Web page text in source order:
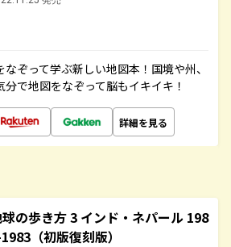
ぞって学ぶ新しい地図本！国境や州、
で地図をなぞって脳もイキイキ！
詳細を見る
の歩き方 3 インド・ネパール 198
（初版復刻版）